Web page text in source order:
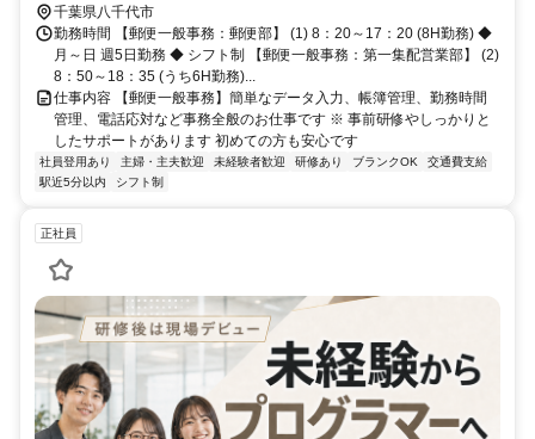
千葉県八千代市
勤務時間 【郵便一般事務：郵便部】 (1) 8：20～17：20 (8H勤務) ◆
月～日 週5日勤務 ◆ シフト制 【郵便一般事務：第一集配営業部】 (2)
8：50～18：35 (うち6H勤務)...
仕事内容 【郵便一般事務】簡単なデータ入力、帳簿管理、勤務時間
管理、電話応対など事務全般のお仕事です ※ 事前研修やしっかりと
したサポートがあります 初めての方も安心です
社員登用あり 主婦・主夫歓迎 未経験者歓迎 研修あり ブランクOK
交通費支給
駅近5分以内
シフト制
正社員